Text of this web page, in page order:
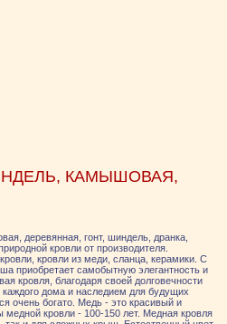
КАМЫШОВАЯ,
деревянная, гонт, шиндель, дранка,
кровли от производителя.
кровли из меди, сланца, керамики. С
приобретает самобытную элегантность и
кровля, благодаря своей долговечности
дома и наследием для будущих
очень богато. Медь - это красивый и
кровли - 100-150 лет. Медная кровля